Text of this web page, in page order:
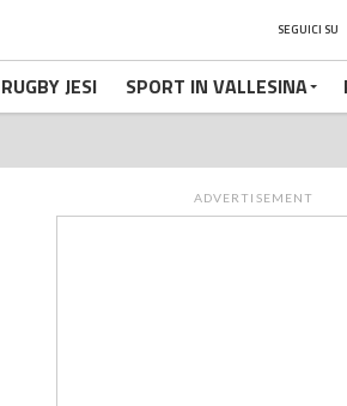
SEGUICI SU
RUGBY JESI SPORT IN VALLESINA
ADVERTISEMENT